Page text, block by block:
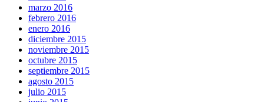
marzo 2016
febrero 2016
enero 2016
diciembre 2015
noviembre 2015
octubre 2015
septiembre 2015
agosto 2015
julio 2015